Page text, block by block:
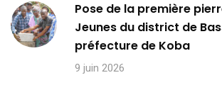
Pose de la première
Jeunes du district de
préfecture de Koba
9 juin 2026